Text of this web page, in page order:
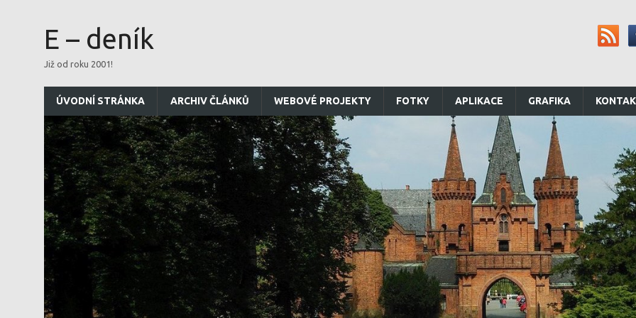
E – deník
Již od roku 2001!
ÚVODNÍ STRÁNKA ARCHIV ČLÁNKŮ WEBOVÉ PROJEKTY FOTKY APLIKACE GRAFIKA